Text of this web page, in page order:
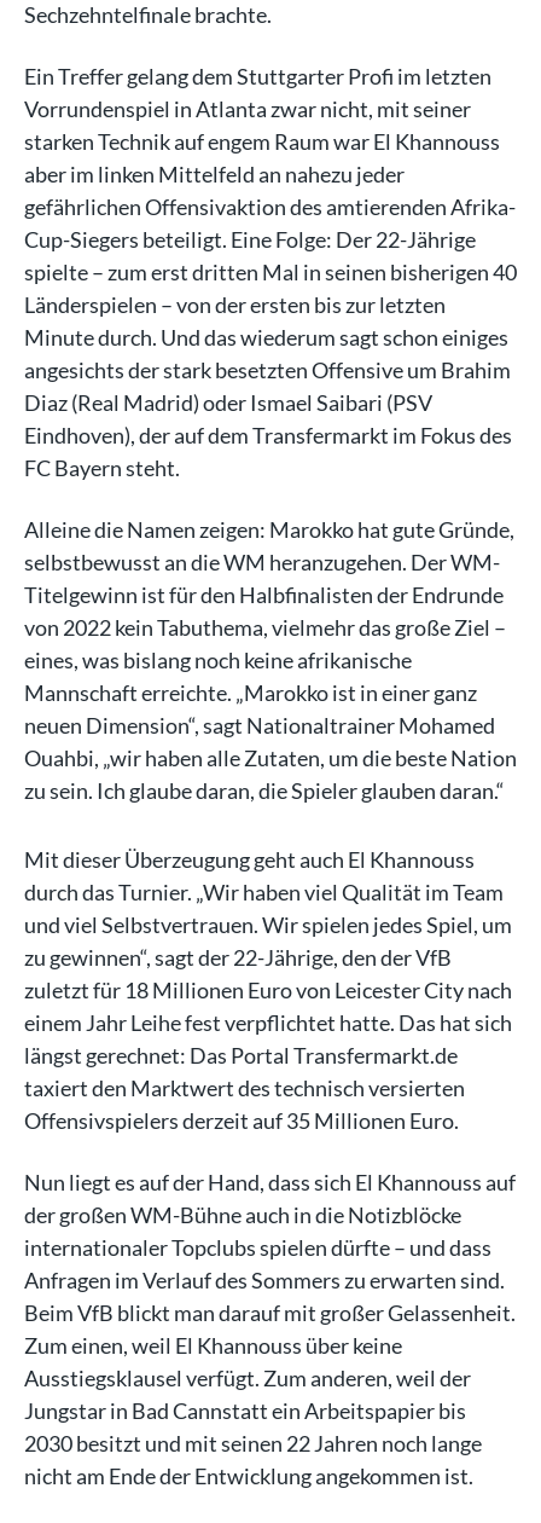
Sechzehntelfinale brachte.
Ein Treffer gelang dem Stuttgarter Profi im letzten
Vorrundenspiel in Atlanta zwar nicht, mit seiner
starken Technik auf engem Raum war El Khannouss
aber im linken Mittelfeld an nahezu jeder
gefährlichen Offensivaktion des amtierenden Afrika-
Cup-Siegers beteiligt. Eine Folge: Der 22-Jährige
spielte – zum erst dritten Mal in seinen bisherigen 40
Länderspielen – von der ersten bis zur letzten
Minute durch. Und das wiederum sagt schon einiges
angesichts der stark besetzten Offensive um Brahim
Diaz (Real Madrid) oder Ismael Saibari (PSV
Eindhoven), der auf dem Transfermarkt im Fokus des
FC Bayern steht.
Alleine die Namen zeigen: Marokko hat gute Gründe,
selbstbewusst an die WM heranzugehen. Der WM-
Titelgewinn ist für den Halbfinalisten der Endrunde
von 2022 kein Tabuthema, vielmehr das große Ziel –
eines, was bislang noch keine afrikanische
Mannschaft erreichte. „Marokko ist in einer ganz
neuen Dimension“, sagt Nationaltrainer Mohamed
Ouahbi, „wir haben alle Zutaten, um die beste Nation
zu sein. Ich glaube daran, die Spieler glauben daran.“
Mit dieser Überzeugung geht auch El Khannouss
durch das Turnier. „Wir haben viel Qualität im Team
und viel Selbstvertrauen. Wir spielen jedes Spiel, um
zu gewinnen“, sagt der 22-Jährige, den der VfB
zuletzt für 18 Millionen Euro von Leicester City nach
einem Jahr Leihe fest verpflichtet hatte. Das hat sich
längst gerechnet: Das Portal Transfermarkt.de
taxiert den Marktwert des technisch versierten
Offensivspielers derzeit auf 35 Millionen Euro.
Nun liegt es auf der Hand, dass sich El Khannouss auf
der großen WM-Bühne auch in die Notizblöcke
internationaler Topclubs spielen dürfte – und dass
Anfragen im Verlauf des Sommers zu erwarten sind.
Beim VfB blickt man darauf mit großer Gelassenheit.
Zum einen, weil El Khannouss über keine
Ausstiegsklausel verfügt. Zum anderen, weil der
Jungstar in Bad Cannstatt ein Arbeitspapier bis
2030 besitzt und mit seinen 22 Jahren noch lange
nicht am Ende der Entwicklung angekommen ist.